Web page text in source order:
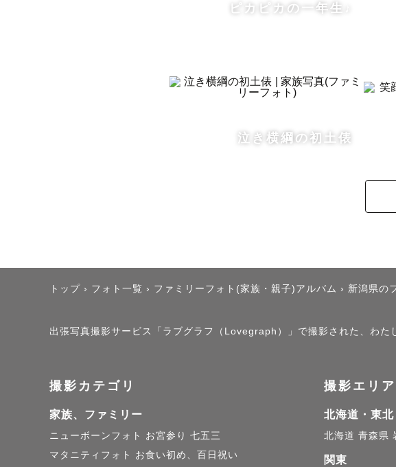
交通費をご負担いただけ
・英語対応ができます
・お子さんとすぐに仲良く
今しかない瞬間を、写真
元々新聞記者として記録
うために撮りたいという
小学生の頃から一眼レフ
て、記憶を辿るきっかけ
ピカピカの一年生♪
泣き横綱の初土俵
トップ › フォト一覧 › ファミリーフォト(家族・親子)アルバム › 新潟県の
出張写真撮影サービス「ラブグラフ（Lovegraph）」で撮影された、わ
撮影カテゴリ
家族、ファミリー
ニューボーンフォト お宮参り 七五三
マタニティフォト
お食い初め、百日祝い
撮影エリア
北海道・東北
北海道 青森県
関東